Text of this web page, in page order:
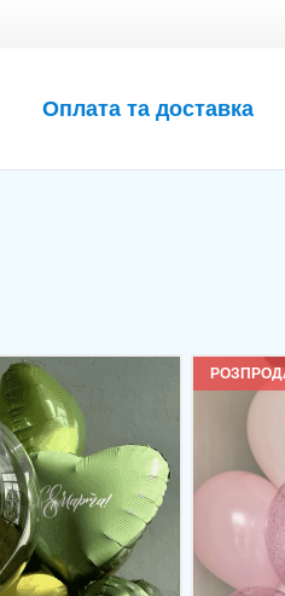
Оплата та доставка